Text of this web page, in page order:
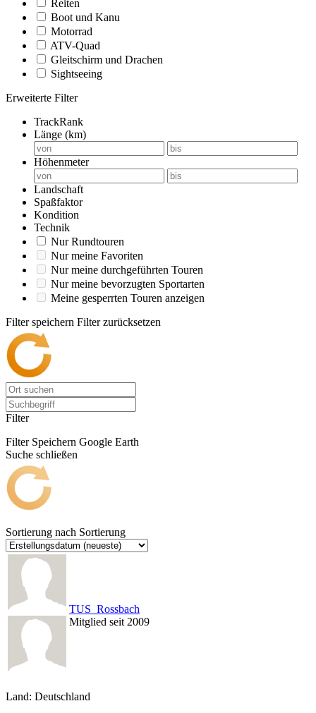
Reiten
Boot und Kanu
Motorrad
ATV-Quad
Gleitschirm und Drachen
Sightseeing
Erweiterte Filter
TrackRank
Länge (km)
Höhenmeter
Landschaft
Spaßfaktor
Kondition
Technik
Nur Rundtouren
Nur meine Favoriten
Nur meine durchgeführten Touren
Nur meine bevorzugten Sportarten
Meine gesperrten Touren anzeigen
Filter speichern Filter zurücksetzen
Filter
Filter Speichern Google Earth
Suche schließen
Sortierung nach Sortierung
TUS_Rossbach
Mitglied seit 2009
Land: Deutschland